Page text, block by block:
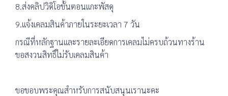
8.ส่งคลิปวิดิโอขั้นตอนแกะพัสดุ
9.แจ้งเคลมสินค้าภายในระยะเวลา 7 วัน
กรณีที่หลักฐานและรายละเอียดการเคลมไม่ครบถ้วนทางร้าน
ขอสงวนสิทธิ์ไม่รับเคลมสินค้า
ขอขอบพระคุณสำหรับการสนับสนุนเรานะคะ